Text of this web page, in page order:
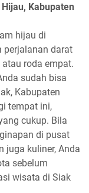
Kabupaten
hijau di
perjalanan darat
roda empat.
sudah bisa
Kabupaten
tempat ini,
cukup. Bila
di pusat
juga kuliner, Anda
sebelum
wisata di Siak